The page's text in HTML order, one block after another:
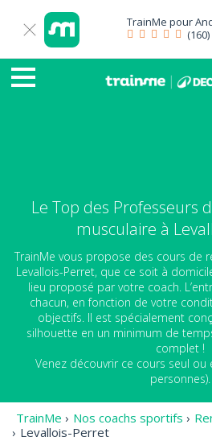
TrainMe pour
(160)
Le Top des Professeurs
musculaire à
TrainMe vous propose des cours de
Levallois-Perret, que ce soit à
lieu proposé par votre coach.
chacun, en fonction de votre
objectifs. Il est spécialement
silhouette en un minimum de
complet !
Venez découvrir ce cours seul ou
personnes).
TrainMe › Nos coachs sportifs ›
› Levallois-Perret